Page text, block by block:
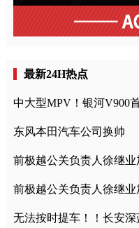
最新24H热点
中大型MPV！银河V900
东风本田汽车公司换帅
前极越公关负责人徐继业
前极越公关负责人徐继业
无法按时提车！！长安